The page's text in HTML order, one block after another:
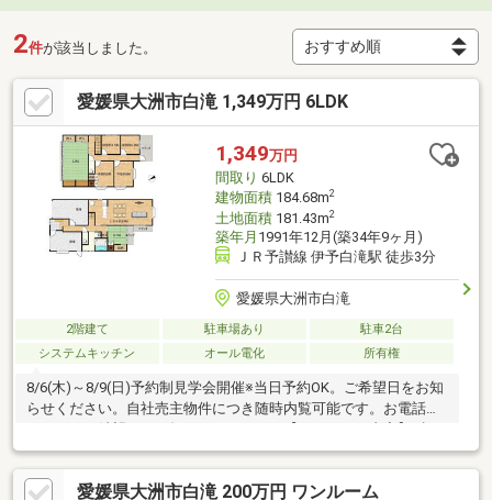
2件が該当しました。
愛媛県大洲市白滝 1,349万円 6LDK
1,349万円
間取り 6LDK
建物面積184.68m2
土地面積181.43m2
築年月 1991年12月(築34年9ヶ月)
ＪＲ予讃線 伊予白滝駅 徒歩3分
愛媛県大洲市白滝
2階建て 駐車場あり
駐車2台
システムキッチン
オール電化 所有権
8/6(木)～8/9(日)予約制見学会開催※当日予約OK。ご希望日をお知
らせください。自社売主物件につき随時内覧可能です。お電話か
準シロアリ防除工事、鍵交換、雨漏り点検、設備点検●外構・外
装駐車場拡張、外壁塗装、庭木伐採●ライフラインガス引込み●水
回りシステムキッチン交換、ユニットバス交換、トイレ交換、洗
愛媛県大洲市白滝 200万円 ワンルーム